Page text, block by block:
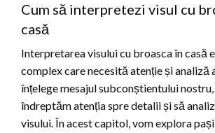
Cum să interpretezi visul cu
casă
Interpretarea visului cu broasca în casă
complex care necesită atenție și analiză
înțelege mesajul subconștientului
îndreptăm atenția spre detalii și să
visului. În acest capitol, vom explora